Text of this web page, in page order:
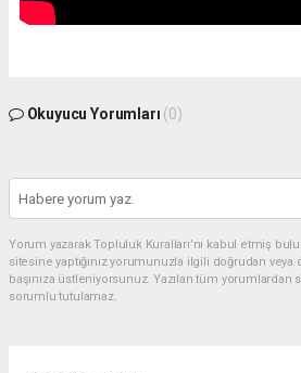
Okuyucu Yorumları (0)
Yorum yazarak Topluluk Kuralları’nı kabul etmiş
sitesine yaptığınız yorumunuzla ilgili doğrudan
başınıza üstleniyorsunuz. Yazılan tüm
sorumlu tutulamaz.